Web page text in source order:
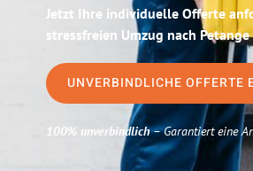
Jetzt Ihre individuelle Offerte
stressfreien Umzug nach
UNVERBINDLICHE OFFERTE
100% unverbindlich– Garantiert eine